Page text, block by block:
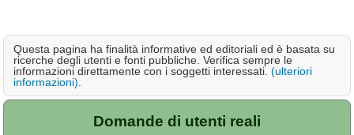
Questa pagina ha finalità informative ed editoriali ed è basata su
ricerche degli utenti e fonti pubbliche. Verifica sempre le
informazioni direttamente con i soggetti interessati. (ulteriori
informazioni)
Domande di utenti reali
Altro
Cerca le offerte per regione
Abruzzo(214)
(64)